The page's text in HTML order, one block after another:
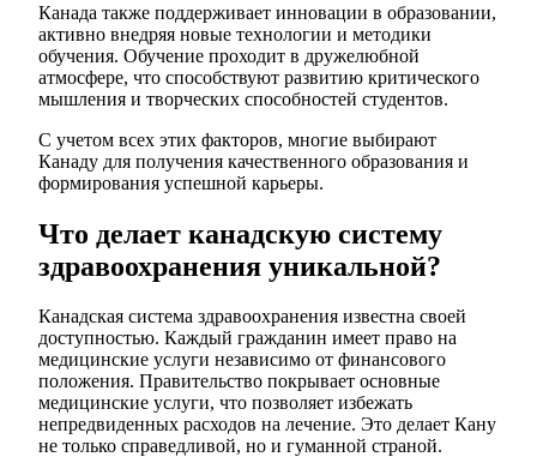
Канада также поддерживает инновации в образовании,
активно внедряя новые технологии и методики
обучения. Обучение проходит в дружелюбной
атмосфере, что способствуют развитию критического
мышления и творческих способностей студентов.
С учетом всех этих факторов, многие выбирают
Канаду для получения качественного образования и
формирования успешной карьеры.
Что делает канадскую систему
здравоохранения уникальной?
Канадская система здравоохранения известна своей
доступностью. Каждый гражданин имеет право на
медицинские услуги независимо от финансового
положения. Правительство покрывает основные
медицинские услуги, что позволяет избежать
непредвиденных расходов на лечение. Это делает Кану
не только справедливой, но и гуманной страной.